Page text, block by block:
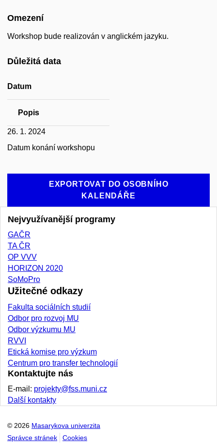
Omezení
Workshop bude realizován v anglickém jazyku.
Důležitá data
Datum
Popis
26. 1. 2024
Datum konání workshopu
EXPORTOVAT DO OSOBNÍHO
KALENDÁŘE
Nejvyužívanější programy
GAČR
TA ČR
OP VVV
HORIZON 2020
SoMoPro
Užitečné odkazy
Fakulta sociálních studií
Odbor pro rozvoj MU
Odbor výzkumu MU
RVVI
Etická komise pro výzkum
Centrum pro transfer technologií
Kontaktujte nás
E-mail: projekty@fss.muni.cz
Další kontakty
© 2026 Masarykova univerzita
Správce stránek
Cookies